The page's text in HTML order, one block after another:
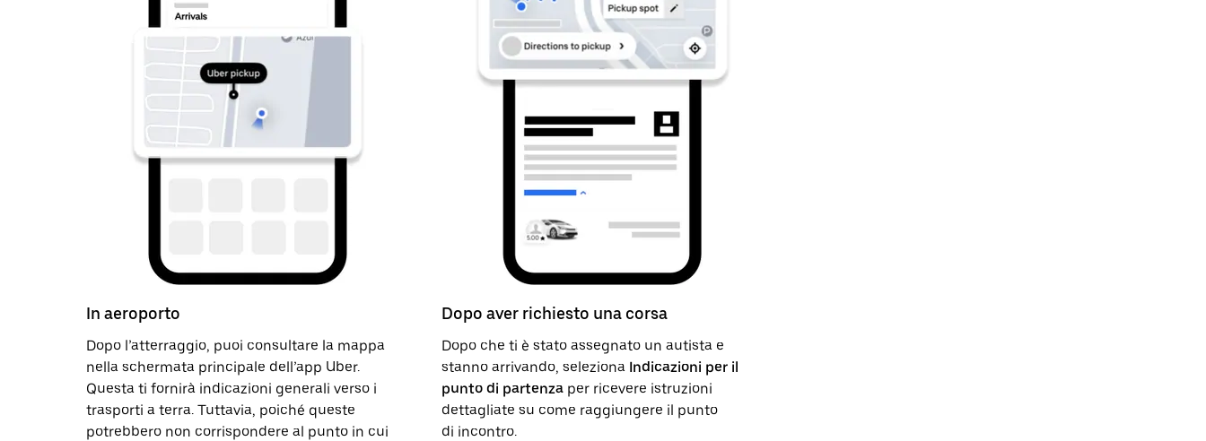
In aeroporto
Dopo l’atterraggio, puoi consultare la mappa
nella schermata principale dell’app Uber.
Questa ti fornirà indicazioni generali verso i
trasporti a terra. Tuttavia, poiché queste
potrebbero non corrispondere al punto in cui
Dopo aver richiesto una corsa
Dopo che ti è stato assegnato un autista e
stanno arrivando, seleziona Indicazioni per il
punto di partenza per ricevere istruzioni
dettagliate su come raggiungere il punto
di incontro.